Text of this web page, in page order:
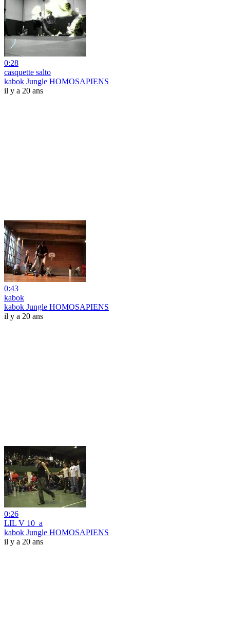
0:28
casquette salto
kabok Jungle HOMOSAPIENS
il y a 20 ans
0:43
kabok
kabok Jungle HOMOSAPIENS
il y a 20 ans
0:26
LIL V 10_a
kabok Jungle HOMOSAPIENS
il y a 20 ans